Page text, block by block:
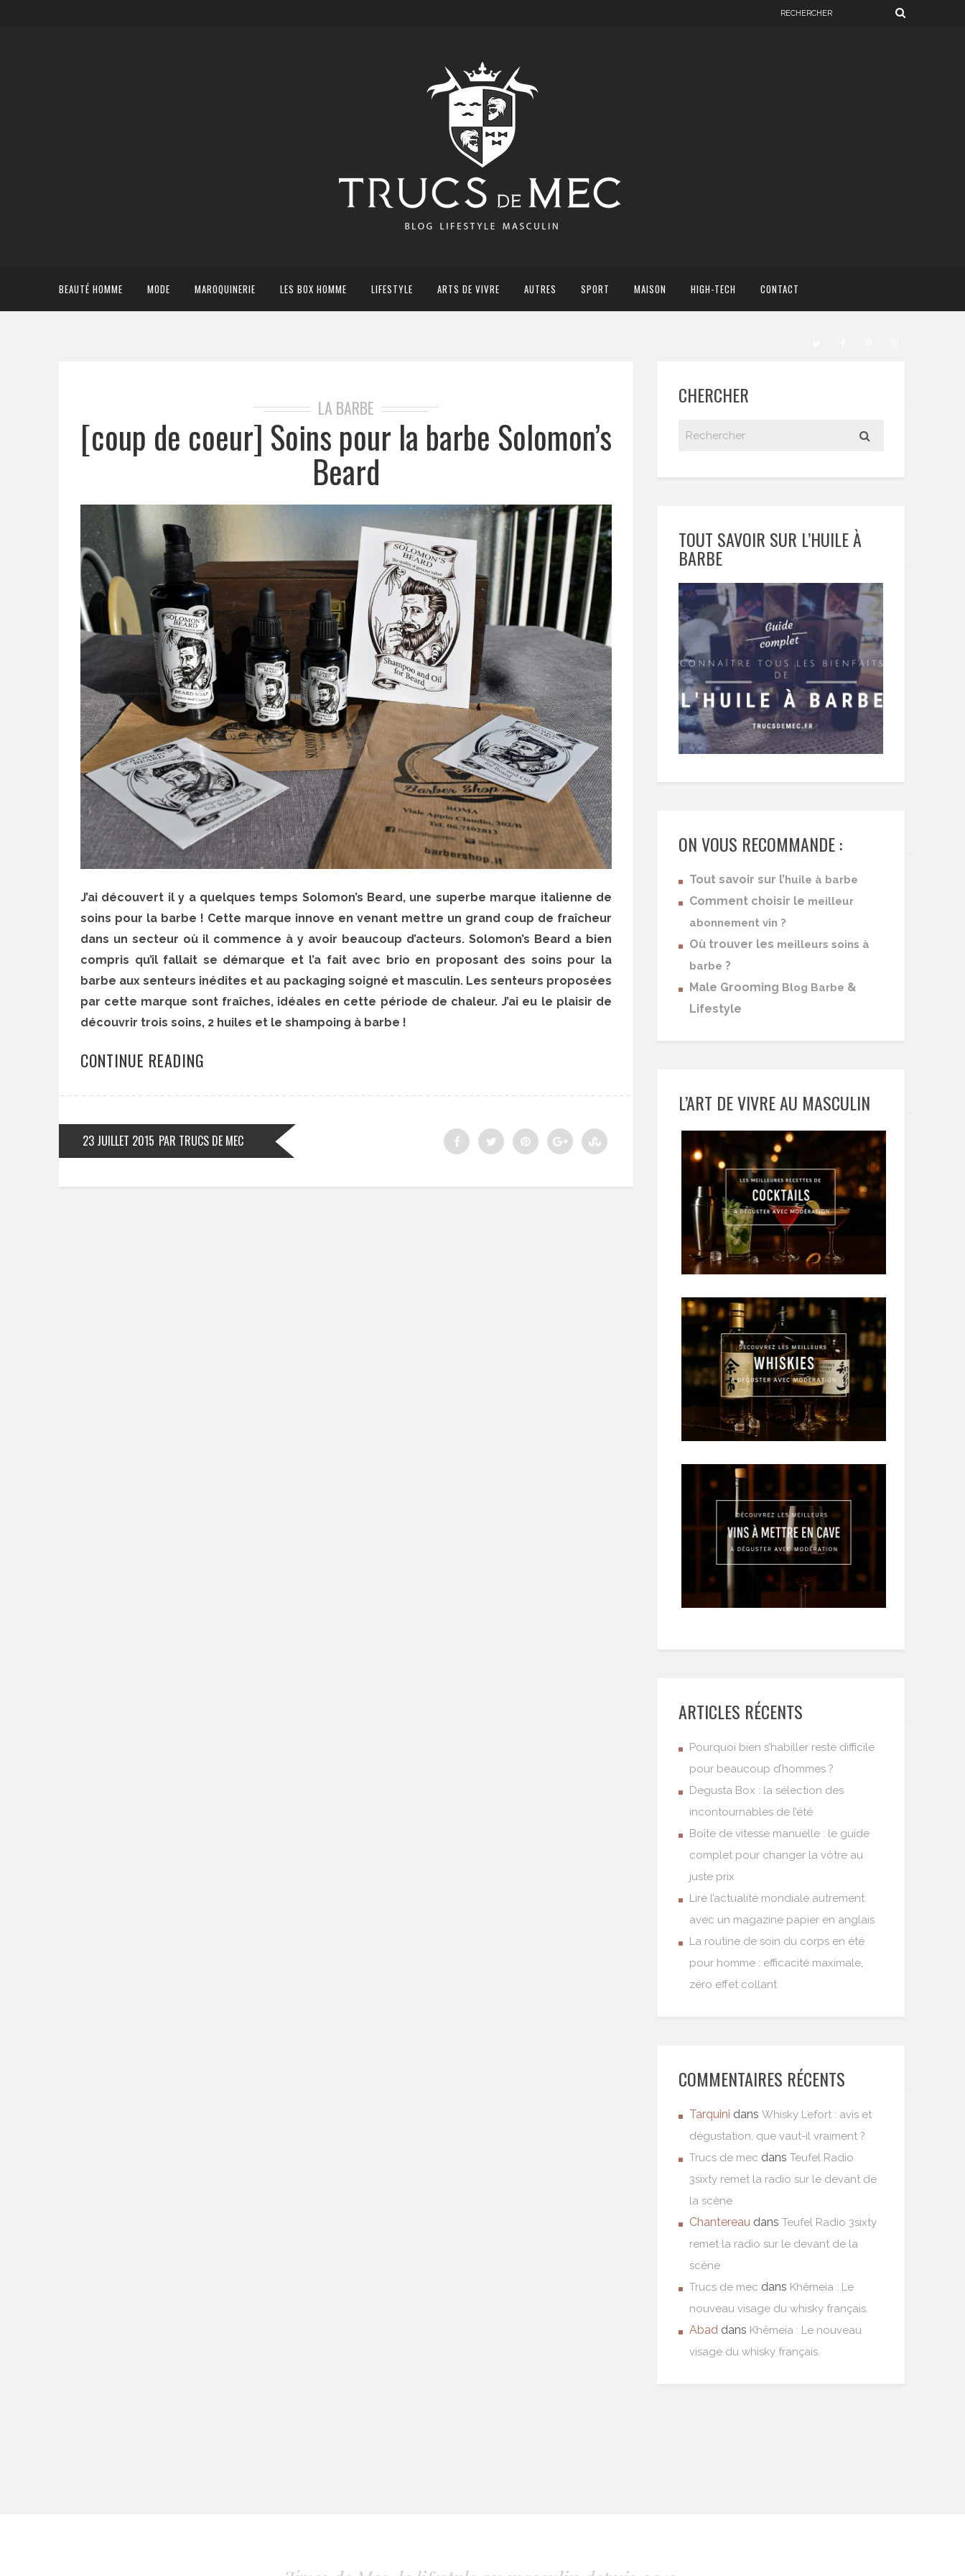
BEAUTÉ HOMME MODE MAROQUINERIE LES BOX HOMME LIFESTYLE ARTS DE VIVRE AUTRES SPORT MAISON HIGH-TECH CONTACT
LA BARBE
[coup de coeur] Soins pour la barbe Solomon’s
Beard
J’ai découvert il y a quelques temps Solomon’s Beard, une superbe marque italienne de
soins pour la barbe ! Cette marque innove en venant mettre un grand coup de fraîcheur
dans un secteur où il commence à y avoir beaucoup d’acteurs. Solomon’s Beard a bien
compris qu’il fallait se démarque et l’a fait avec brio en proposant des soins pour la
barbe aux senteurs inédites et au packaging soigné et masculin. Les senteurs proposées
par cette marque sont fraîches, idéales en cette période de chaleur. J’ai eu le plaisir de
découvrir trois soins, 2 huiles et le shampoing à barbe !
CONTINUE READING
23 JUILLET 2015 PAR TRUCS DE MEC
CHERCHER
TOUT SAVOIR SUR L’HUILE À
BARBE
ON VOUS RECOMMANDE :
Tout savoir sur l’ huile à barbe
Comment choisir le meilleur
abonnement vin ?
Où trouver les meilleurs soins à
barbe ?
Male Grooming Blog Barbe &
Lifestyle
L’ART DE VIVRE AU MASCULIN
ARTICLES RÉCENTS
Pourquoi bien s’habiller reste difficile
pour beaucoup d’hommes ?
Degusta Box : la sélection des
incontournables de l’été
Boîte de vitesse manuelle : le guide
complet pour changer la vôtre au
juste prix
Lire l’actualité mondiale autrement
avec un magazine papier en anglais
La routine de soin du corps en été
pour homme : efficacité maximale,
zéro effet collant
COMMENTAIRES RÉCENTS
Tarquini dans Whisky Lefort : avis et
dégustation, que vaut-il vraiment ?
Trucs de mec dans Teufel Radio
3sixty remet la radio sur le devant de
la scène
Chantereau dans Teufel Radio 3sixty
remet la radio sur le devant de la
scène
Trucs de mec dans Khêmeia : Le
nouveau visage du whisky français.
Abad dans Khêmeia : Le nouveau
visage du whisky français.